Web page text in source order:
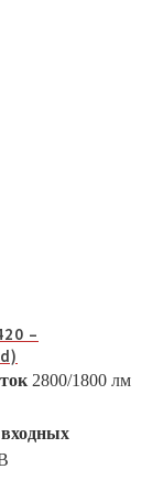
–
2800/1800 лм